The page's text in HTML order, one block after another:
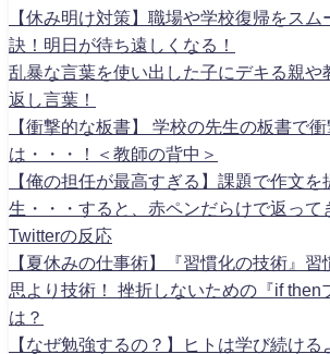
【休み明け対策】職場や学校復帰をス
訣！明日が待ち遠しくなる！
乱暴な言葉を使い出した子にデキる親や
返し言葉！
【衝撃的な板書】 学校の先生の板書で
は・・・！＜教師の背中＞
【俺の担任が最高すぎる】課題で作文を
生・・・すると、赤ペンだらけで返っ
Twitterの反応
【夏休みの仕事術】『習慣化の技術』
思より技術！ 挫折しないための『if then
は？
【なぜ勉強するの？】ヒトは学び続ける